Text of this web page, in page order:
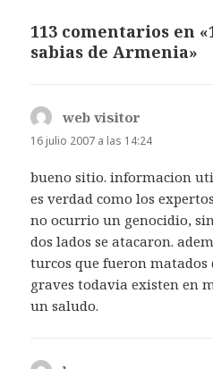
113 comentarios en
sabias de Armenia»
web visitor
16 julio 2007 a las 14:24
bueno sitio. informacion
es verdad como los
no ocurrio un genocidio,
dos lados se atacaron.
turcos que fueron matados
graves todavia existen en
un saludo.